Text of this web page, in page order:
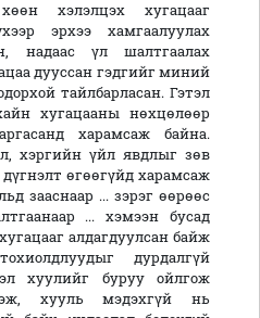
хэлэлцэх хугацааг
эрхээ хамгаалуулах
надаас үл шалтгаалах
дууссан гэдгийг миний
тайлбарласан. Гэтэл
хугацааны нөхцөлөөр
харамсаж байна.
хэргийн үйл явдлыг зөв
өгөөгүйд харамсаж
зааснаар ... зэрэг өөрөөс
... хэмээн бусад
алдагдуулсан байж
дурдалгүй
хуулийг буруу ойлгож
хууль мэдэхгүй нь